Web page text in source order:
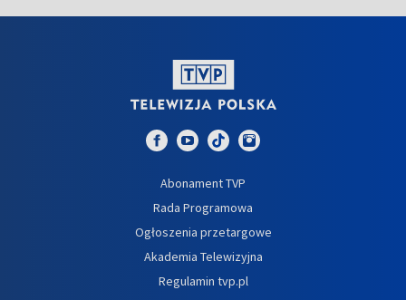
Abonament TVP
Rada Programowa
Ogłoszenia przetargowe
Akademia Telewizyjna
Regulamin tvp.pl